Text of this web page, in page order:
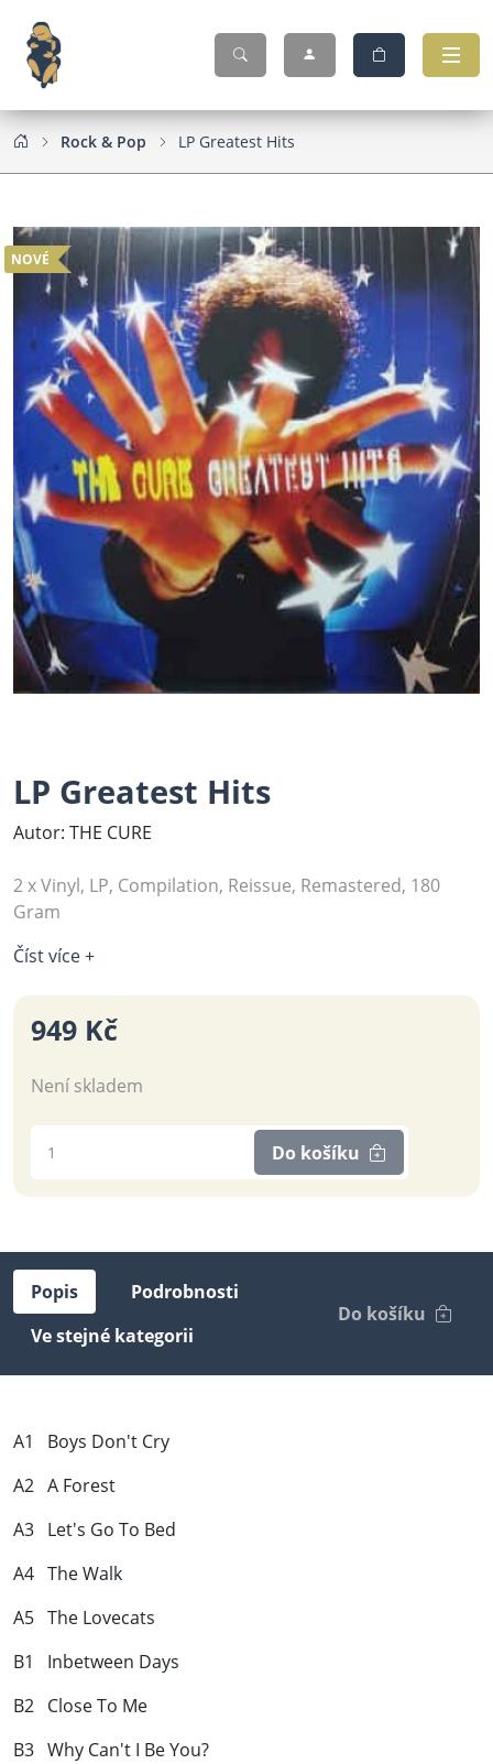
Rock & Pop LP Greatest Hits
NOVÉ
LP Greatest Hits
Autor: THE CURE
2 x Vinyl, LP, Compilation, Reissue, Remastered, 180
Gram
Číst více +
949 Kč
Není skladem
Do košíku
Popis
Podrobnosti
Ve stejné kategorii
Do košíku
A1 Boys Don't Cry
A2 A Forest
A3 Let's Go To Bed
A4 The Walk
A5 The Lovecats
B1 Inbetween Days
B2 Close To Me
B3 Why Can't I Be You?